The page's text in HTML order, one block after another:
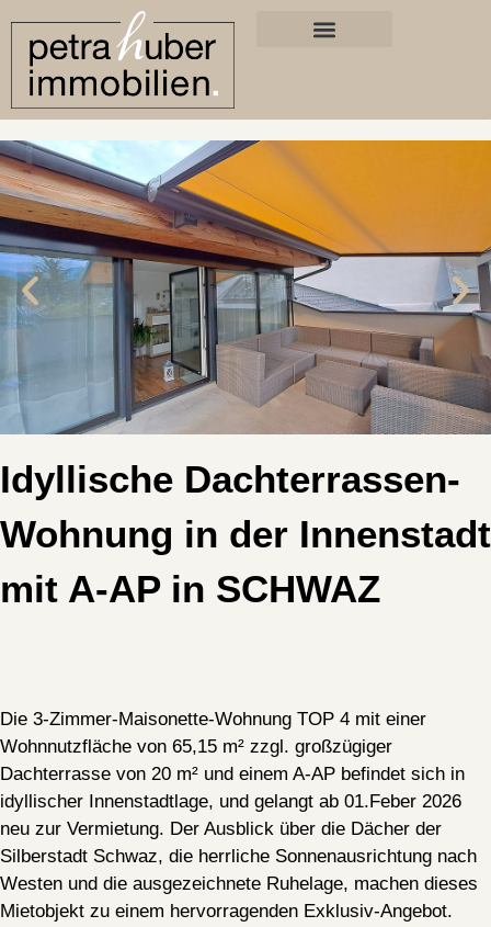
Idyllische Dachterrassen-
Wohnung in der Innenstadt
mit A-AP in SCHWAZ
Die 3-Zimmer-Maisonette-Wohnung TOP 4 mit einer
Wohnnutzfläche von 65,15 m² zzgl. großzügiger
Dachterrasse von 20 m² und einem A-AP befindet sich in
idyllischer Innenstadtlage, und gelangt ab 01.Feber 2026
neu zur Vermietung. Der Ausblick über die Dächer der
Silberstadt Schwaz, die herrliche Sonnenausrichtung nach
Westen und die ausgezeichnete Ruhelage, machen dieses
Mietobjekt zu einem hervorragenden Exklusiv-Angebot.